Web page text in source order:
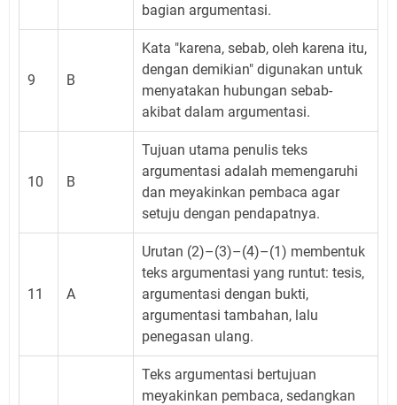
bagian argumentasi.
9 B
Kata "karena, sebab, oleh karena itu,
dengan demikian" digunakan untuk
menyatakan hubungan sebab-
akibat dalam argumentasi.
10 B
Tujuan utama penulis teks
argumentasi adalah memengaruhi
dan meyakinkan pembaca agar
setuju dengan pendapatnya.
11 A
Urutan (2)–(3)–(4)–(1) membentuk
teks argumentasi yang runtut: tesis,
argumentasi dengan bukti,
argumentasi tambahan, lalu
penegasan ulang.
Teks argumentasi bertujuan
meyakinkan pembaca, sedangkan